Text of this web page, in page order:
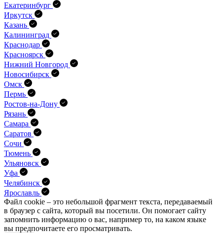
Екатеринбург
Иркутск
Казань
Калининград
Краснодар
Красноярск
Нижний Новгород
Новосибирск
Омск
Пермь
Ростов-на-Дону
Рязань
Самара
Саратов
Сочи
Тюмень
Ульяновск
Уфа
Челябинск
Ярославль
Файл cookie – это небольшой фрагмент текста, передава­емый
в браузер с сайта, который вы посетили. Он помо­гает сайту
запомнить информацию о вас, например то, на каком языке
вы предпочитаете его просматривать.